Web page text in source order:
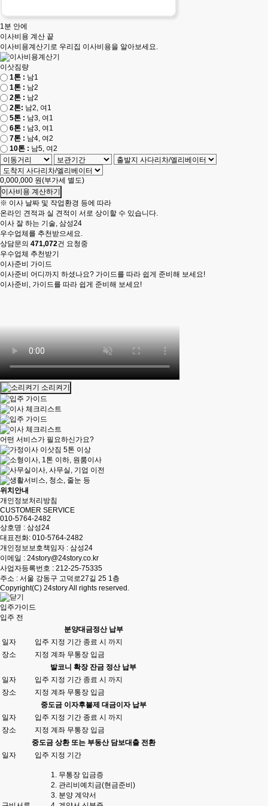
1분 안에
이사비용 계산 끝
이사비용계산기로 우리집 이사비용을 알아보세요.
이삿짐량
1톤 : 남1
1톤 : 남2
2톤 : 남2
2톤: 남2, 여1
5톤 : 남3, 여1
6톤 : 남3, 여1
7톤 : 남4, 여2
10톤 : 남5, 여2
0,000,000 원(부가세 별도)
이사비용 계산하기
※ 이사 날짜 및 작업환경 등에 따라
온라인 견적과 실 견적이 서로 상이할 수 있습니다.
이사 잘 하는 기술, 삼성24
우수업체를 추천받으세요.
상담문의 471,072건 요청중
우수업체 추천받기
이사준비 가이드
이사준비 어디까지 하셨나요? 가이드를 따라 쉽게 준비해 보세요!
이사준비, 가이드를 따라 쉽게 준비해 보세요!
소리켜기
어떤 서비스가 필요하신가요?
위치안내
개인정보처리방침
CUSTOMER SERVICE
010-5764-2482
상호명 : 삼성24
대표전화: 010-5764-2482
개인정보보호책임자 : 삼성24
이메일 : 24story@24story.co.kr
사업자등록번호 : 212-25-75335
주소 : 서울 강동구 고덕로27길 25 1층
Copyright(C) 24storyAll rights reserved.
입주가이드
입주 전
분양대금정산 납부
일자
입주 지정 기간 종료 시 까지
장소
지정 계좌 무통장 입금
발코니 확장 잔금 정산 납부
일자
입주 지정 기간 종료 시 까지
장소
지정 계좌 무통장 입금
중도금 이자후불제 대금이자 납부
일자
입주 지정 기간 종료 시 까지
장소
지정 계좌 무통장 입금
중도금 상환 또는 부동산 담보대출 전환
일자
입주 지정 기간
무통장 입금증
관리비예치금(현금준비)
분양 계약서